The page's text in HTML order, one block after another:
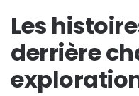
Les
derrière